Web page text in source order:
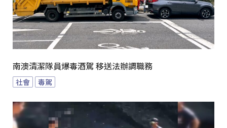
南澳清潔隊員爆毒酒駕 移送法辦調職務
社會 毒駕